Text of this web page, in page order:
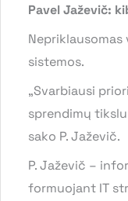
Pavel Jaževič:
sistemos.
„Svarbiausi
sprendimų
sako P. Jaževič.
P. Jaževič –
formuojant IT